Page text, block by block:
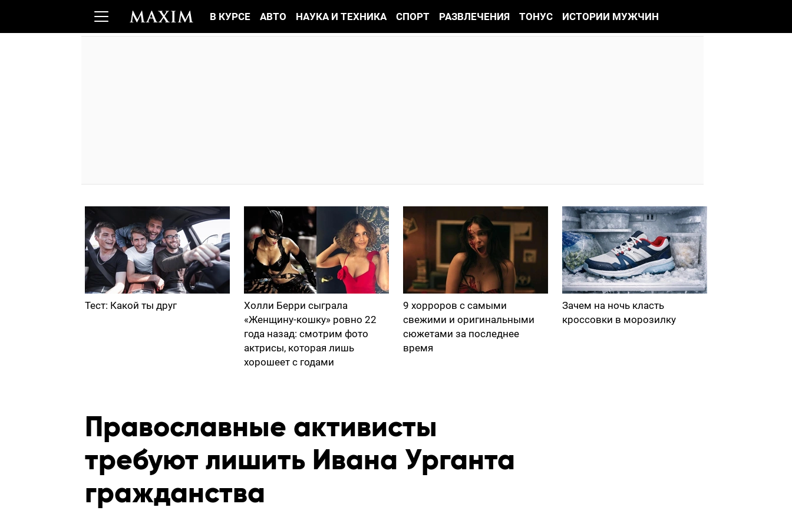
В КУРСЕ АВТО НАУКА И ТЕХНИКА СПОРТ РАЗВЛЕЧЕНИЯ ТОНУС ИСТОРИИ МУЖЧИН
Тест: Какой ты друг
Холли Берри сыграла
«Женщину-кошку» ровно 22
года назад: смотрим фото
актрисы, которая лишь
хорошеет с годами
9 хорроров с самыми
свежими и оригинальными
сюжетами за последнее
время
Зачем на ночь класть
кроссовки в морозилку
Православные активисты
требуют лишить Ивана Урганта
гражданства